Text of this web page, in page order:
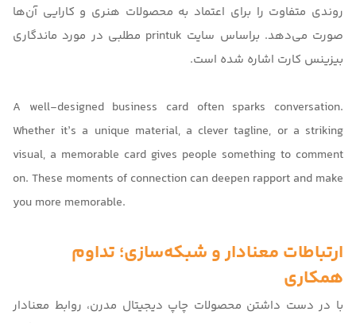
روندی متفاوت را برای اعتماد به محصولات هنری و کارایی آن‌ها
صورت می‌دهد. براساس سایت printuk مطلبی در مورد ماندگاری
بیزینس کارت اشاره شده است.
A well-designed business card often sparks conversation.
Whether it’s a unique material, a clever tagline, or a striking
visual, a memorable card gives people something to comment
on. These moments of connection can deepen rapport and make
you more memorable.
ارتباطات معنادار و شبکه‌سازی؛ تداوم
همکاری
با در دست داشتن محصولات چاپ دیجیتال مدرن، روابط معنادار